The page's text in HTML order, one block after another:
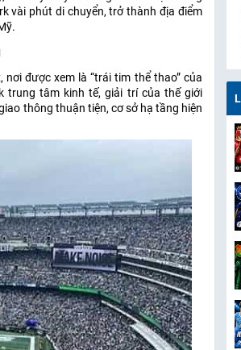
vài phút di chuyển, trở thành địa điểm
được xem là “trái tim thể thao” của
trung tâm kinh tế, giải trí của thế giới
thông thuận tiện, cơ sở hạ tầng hiện